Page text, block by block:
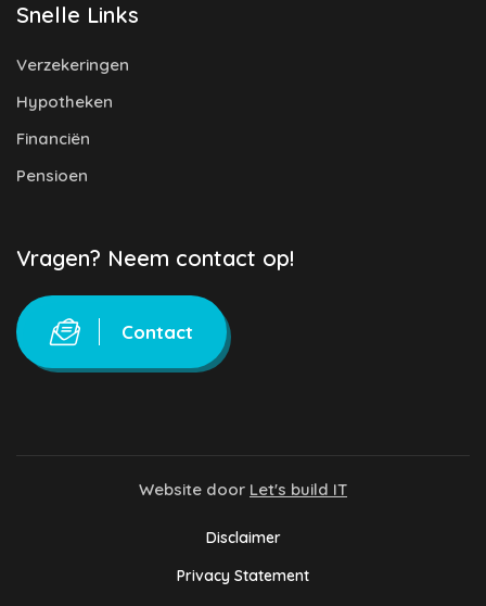
Snelle Links
Verzekeringen
Hypotheken
Financiën
Pensioen
Vragen? Neem contact op!
Contact
Website door Let's build IT
Disclaimer
Privacy Statement